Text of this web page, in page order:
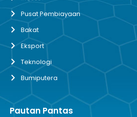
Pusat Pembiayaan
Bakat
Eksport
Teknologi
Bumiputera
Pautan Pantas